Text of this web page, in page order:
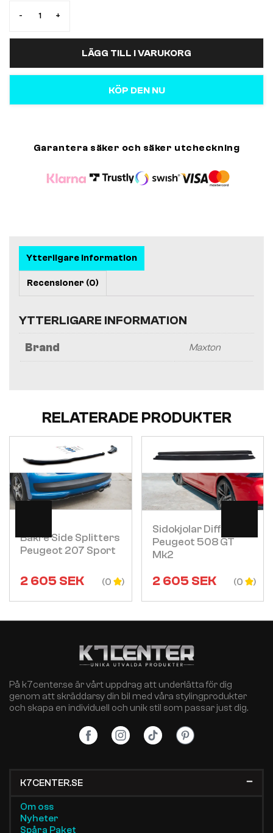
- +
LÄGG TILL I VARUKORG
KÖP DEN NU
Garantera säker och säker utcheckning
Ytterligare information
Recensioner (0)
YTTERLIGARE INFORMATION
Brand Maxton
RELATERADE PRODUKTER
Bakre Side Splitters
Peugeot 207 Sport
2 605SEK (0
Visa
Sidokjolar Diffusers
Peugeot 508 GT
Mk2
2 605SEK (0
Visa
På k7center.se är vårt uppdrag att underlätta för dig
genom att skräddarsy din bil med våra stylingprodukter
och skapa en individuell och unik stil som passar just dig.
K7CENTER.SE
Om oss
Nyheter
Spåra Paket